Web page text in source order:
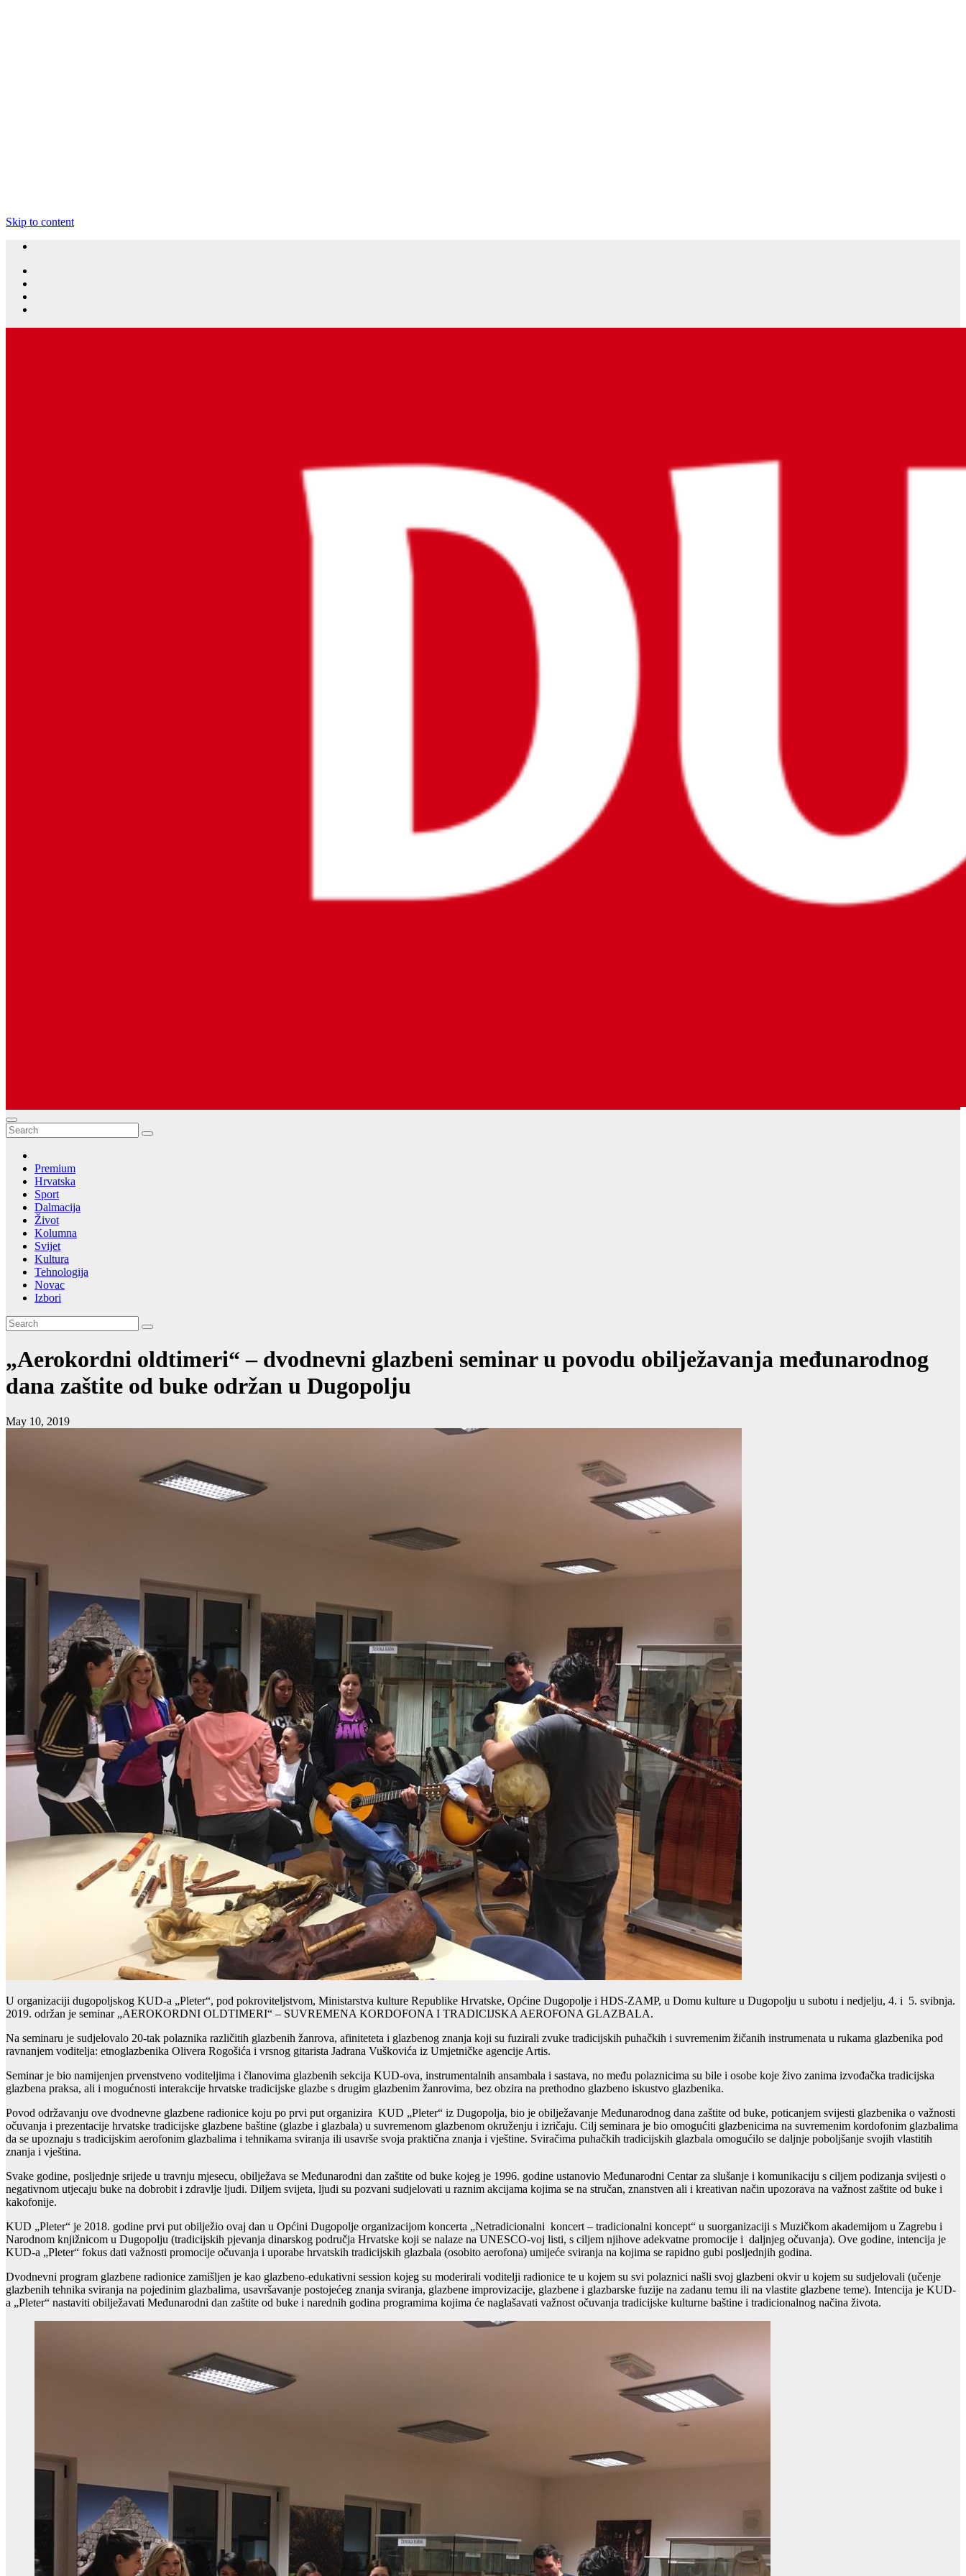
Skip to content
Dugopolje Portal
Najnovije vijesti Hrvatske, Dalmacije i Svijeta
Premium
Hrvatska
Sport
Dalmacija
Život
Kolumna
Svijet
Kultura
Tehnologija
Novac
Izbori
„Aerokordni oldtimeri“ – dvodnevni glazbeni seminar u povodu obilježavanja međunarodnog
dana zaštite od buke održan u Dugopolju
May 10, 2019
U organizaciji dugopoljskog KUD-a „Pleter“, pod pokroviteljstvom, Ministarstva kulture Republike Hrvatske, Općine Dugopolje i HDS-ZAMP, u Domu kulture u Dugopolju u subotu i nedjelju, 4. i 5. svibnja.
2019. održan je seminar „AEROKORDNI OLDTIMERI“ – SUVREMENA KORDOFONA I TRADICIJSKA AEROFONA GLAZBALA.
Na seminaru je sudjelovalo 20-tak polaznika različitih glazbenih žanrova, afiniteteta i glazbenog znanja koji su fuzirali zvuke tradicijskih puhačkih i suvremenim žičanih instrumenata u rukama glazbenika pod
ravnanjem voditelja: etnoglazbenika Olivera Rogošića i vrsnog gitarista Jadrana Vuškovića iz Umjetničke agencije Artis.
Seminar je bio namijenjen prvenstveno voditeljima i članovima glazbenih sekcija KUD-ova, instrumentalnih ansambala i sastava, no među polaznicima su bile i osobe koje živo zanima izvođačka tradicijska
glazbena praksa, ali i mogućnosti interakcije hrvatske tradicijske glazbe s drugim glazbenim žanrovima, bez obzira na prethodno glazbeno iskustvo glazbenika.
Povod održavanju ove dvodnevne glazbene radionice koju po prvi put organizira KUD „Pleter“ iz Dugopolja, bio je obilježavanje Međunarodnog dana zaštite od buke, poticanjem svijesti glazbenika o važnosti
očuvanja i prezentacije hrvatske tradicijske glazbene baštine (glazbe i glazbala) u suvremenom glazbenom okruženju i izričaju. Cilj seminara je bio omogućiti glazbenicima na suvremenim kordofonim glazbalima
da se upoznaju s tradicijskim aerofonim glazbalima i tehnikama sviranja ili usavrše svoja praktična znanja i vještine. Sviračima puhačkih tradicijskih glazbala omogućilo se daljnje poboljšanje svojih vlastitih
znanja i vještina.
Svake godine, posljednje srijede u travnju mjesecu, obilježava se Međunarodni dan zaštite od buke kojeg je 1996. godine ustanovio Međunarodni Centar za slušanje i komunikaciju s ciljem podizanja svijesti o
negativnom utjecaju buke na dobrobit i zdravlje ljudi. Diljem svijeta, ljudi su pozvani sudjelovati u raznim akcijama kojima se na stručan, znanstven ali i kreativan način upozorava na važnost zaštite od buke i
kakofonije.
KUD „Pleter“ je 2018. godine prvi put obilježio ovaj dan u Općini Dugopolje organizacijom koncerta „Netradicionalni koncert – tradicionalni koncept“ u suorganizaciji s Muzičkom akademijom u Zagrebu i
Narodnom knjižnicom u Dugopolju (tradicijskih pjevanja dinarskog područja Hrvatske koji se nalaze na UNESCO-voj listi, s ciljem njihove adekvatne promocije i daljnjeg očuvanja). Ove godine, intencija je
KUD-a „Pleter“ fokus dati važnosti promocije očuvanja i uporabe hrvatskih tradicijskih glazbala (osobito aerofona) umijeće sviranja na kojima se rapidno gubi posljednjih godina.
Dvodnevni program glazbene radionice zamišljen je kao glazbeno-edukativni session kojeg su moderirali voditelji radionice te u kojem su svi polaznici našli svoj glazbeni okvir u kojem su sudjelovali (učenje
glazbenih tehnika sviranja na pojedinim glazbalima, usavršavanje postojećeg znanja sviranja, glazbene improvizacije, glazbene i glazbarske fuzije na zadanu temu ili na vlastite glazbene teme). Intencija je KUD-
a „Pleter“ nastaviti obilježavati Međunarodni dan zaštite od buke i narednih godina programima kojima će naglašavati važnost očuvanja tradicijske kulturne baštine i tradicionalnog načina života.